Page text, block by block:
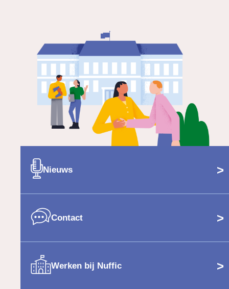
Nieuws >
Contact >
Werken bij Nuffic >